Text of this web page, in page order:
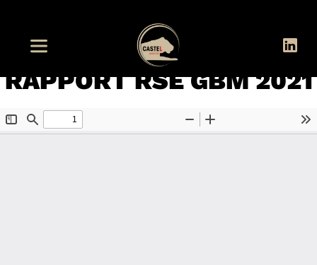
RAPPORT RSE GBM 2021